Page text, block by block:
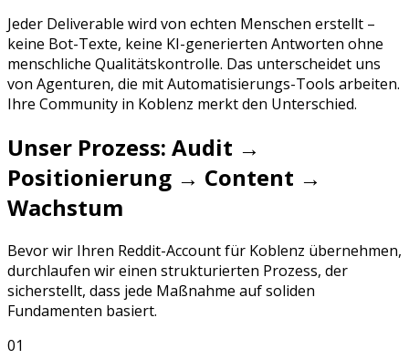
Jeder Deliverable wird von echten Menschen erstellt –
keine Bot-Texte, keine KI-generierten Antworten ohne
menschliche Qualitätskontrolle. Das unterscheidet uns
von Agenturen, die mit Automatisierungs-Tools arbeiten.
Ihre Community in Koblenz merkt den Unterschied.
Unser Prozess: Audit →
Positionierung → Content →
Wachstum
Bevor wir Ihren Reddit-Account für Koblenz übernehmen,
durchlaufen wir einen strukturierten Prozess, der
sicherstellt, dass jede Maßnahme auf soliden
Fundamenten basiert.
01